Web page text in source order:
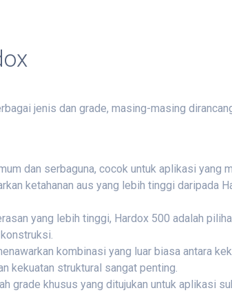
jenis dan grade, masing-masing
dan serbaguna, cocok untuk aplikasi yang
ketahanan aus yang lebih tinggi daripada
yang lebih tinggi, Hardox 500 adalah
kombinasi yang luar biasa antara
kekuatan struktural sangat penting.
grade khusus yang ditujukan untuk aplikasi